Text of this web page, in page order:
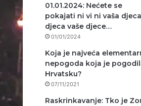
01.01.2024: Nećete se
pokajati ni vi ni vaša
djeca vaše djece…
01/01/2024
Koja je najveća
nepogoda koja je
Hrvatsku?
07/11/2021
Raskrinkavanje: Tko je